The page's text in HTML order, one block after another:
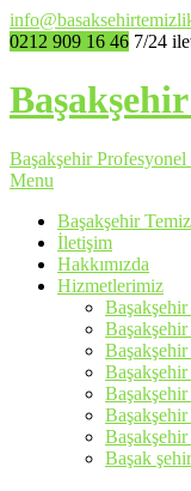
0212 909 16 46 7/24
Başakşehir
Menu
Başakşehir
İletişim
Hakkımızda
Hizmetlerimiz
Başak